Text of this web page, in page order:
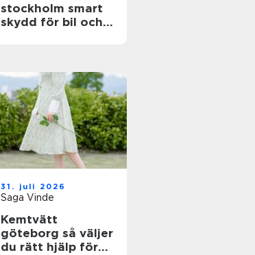
stockholm smart
skydd för bil och
31. juli 2026
Saga Vinde
Kemtvätt
göteborg så väljer
du rätt hjälp för